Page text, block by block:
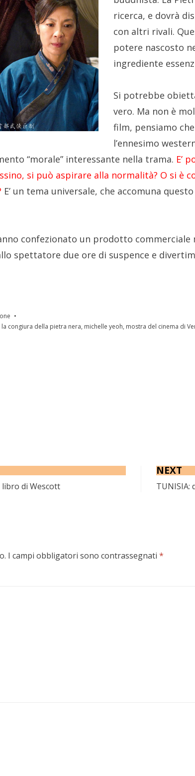
ricerca, e dovrà
con altri rivali.
potere nascosto
ingrediente
Si potrebbe
vero. Ma non è
film, pensiamo
l’ennesimo
“morale” interessante nella trama. E’
si può aspirare alla normalità? O si è
E’ un tema universale, che accomuna
confezionato un prodotto commerciale
spettatore due ore di suspence e
la congiura della pietra nera, michelle yeoh, mostra del cinema di
libro di Wescott
NEXT
TUNISIA:
I campi obbligatori sono contrassegnati *